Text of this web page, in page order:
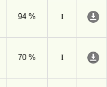
94 %
I
70 %
I